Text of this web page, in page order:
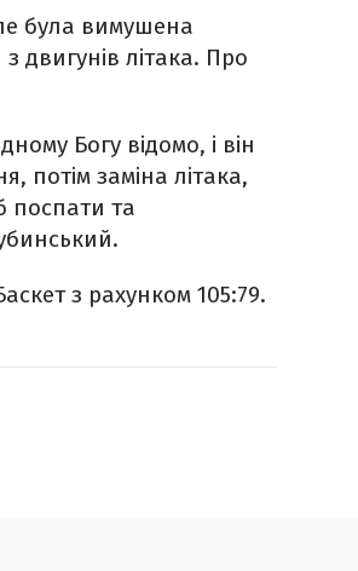
була вимушена
двигунів літака. Про
Богу відомо, і він
потім заміна літака,
поспати та
з рахунком 105:79.